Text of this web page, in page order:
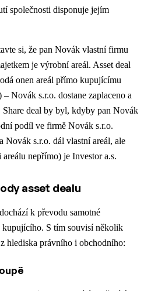
společnosti disponuje jejím
si, že pan Novák vlastní firmu
je výrobní areál. Asset deal
onen areál přímo kupujícímu
Novák s.r.o. dostane zaplaceno a
Share deal by byl, kdyby pan Novák
podíl ve firmě Novák s.r.o.
Novák s.r.o. dál vlastní areál, ale
nepřímo) je Investor a.s.
asset dealu
k převodu samotné
S tím souvisí několik
hlediska právního i obchodního: